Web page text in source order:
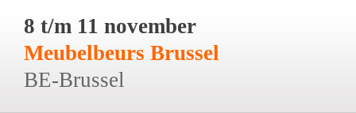
8 t/m 11 november
Meubelbeurs Brussel
BE-Brussel